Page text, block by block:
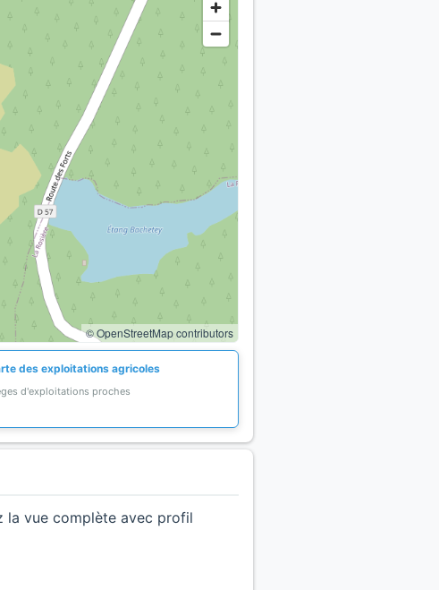
© OpenStreetMap contributors
des exploitations agricoles
d'exploitations proches
la vue complète avec profil